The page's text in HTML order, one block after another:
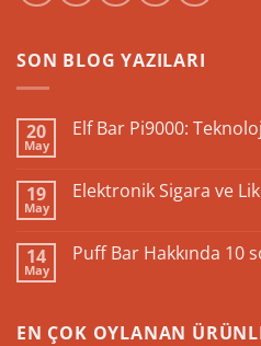
SON BLOG YAZILARI
20
May
Elf Bar Pi9000:
Bar
ve
İnovasyon
19
May
Elektronik Sigara ve
Sigara
14
May
Puff Bar Hakkında 10
Hakkında
EN ÇOK OYLANAN